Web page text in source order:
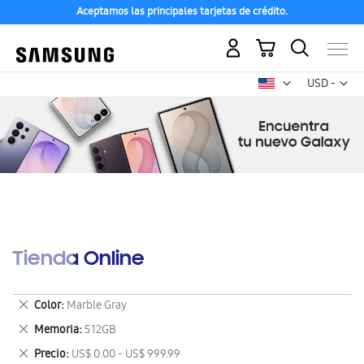
Aceptamos las principales tarjetas de crédito.
USD -
dólar
Mi carrito
Tienda Online
Color Marble Gray
Eliminar
este
artículo
Memoria 512GB
Eliminar
este
Precio US$ 0.00 - US$ 999.99
Eliminar